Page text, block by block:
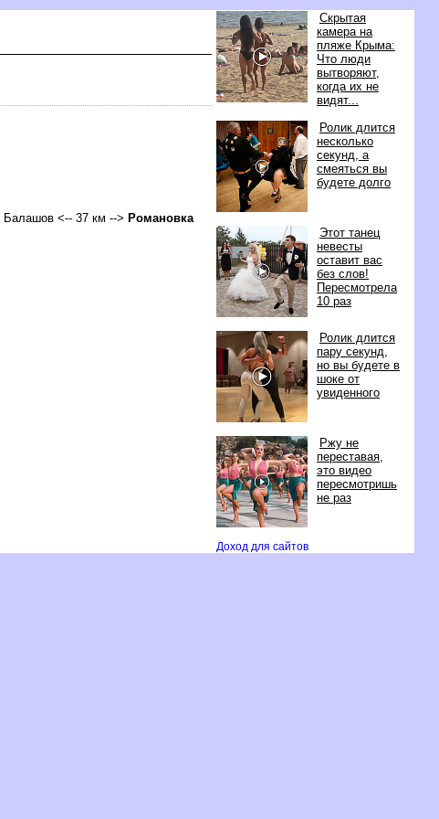
Скрытая
камера на
пляже Крыма:
Что люди
ытворяют,
когда их не
идят...
Ролик длится
несколько
секунд, а
смеяться вы
удете долго
Этот танец
невесты
оставит вас
ез слов!
Пересмотрела
10 раз
Ролик длится
пару секунд,
но вы будете
шоке от
увиденного
Ржу не
переставая,
это видео
пересмотришь
не раз
Доход для сайто
Балашо <-- 37 км --> Романовка